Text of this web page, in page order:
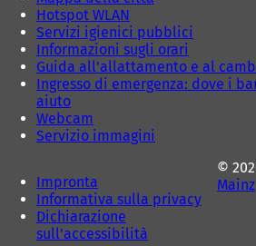
Hotspot WLAN
Servizi igienici pubblici
Informazioni sugli orari
Guida all'allattamento e al
Ingresso di emergenza: dove i
aiuto
Webcam
Servizio immagini
Impronta
Informativa sulla privacy
Dichiarazione
sull'accessibilità
©
Mainz